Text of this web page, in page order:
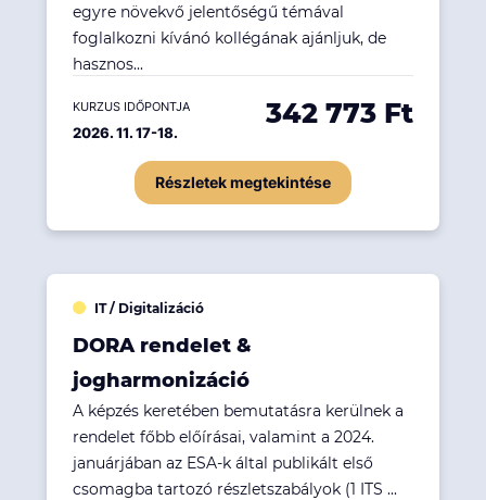
egyre növekvő jelentőségű témával
foglalkozni kívánó kollégának ajánljuk, de
hasznos...
KURZUS IDŐPONTJA
2026. 11. 17-18.
342 773 Ft
Részletek megtekintése
IT / Digitalizáció
DORA rendelet &
jogharmonizáció
A képzés keretében bemutatásra kerülnek a
rendelet főbb előírásai, valamint a 2024.
januárjában az ESA-k által publikált első
csomagba tartozó részletszabályok (1 ITS ...